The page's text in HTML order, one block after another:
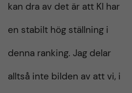
kan dra av det är att KI har
en stabilt hög ställning i
denna ranking. Jag delar
alltså inte bilden av att vi, i